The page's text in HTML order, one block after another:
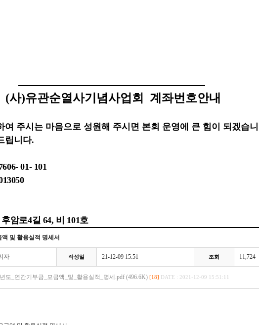
(사)유관순열사기념사업회 계좌번호안내
여 주시는 마음으로 성원해 주시면 본회 운영에 큰 힘이 되겠습
립니다.
01- 101
암로4길 64, 비 101호
및 활용실적 명세서
자 작성일 21-12-09 15:51 조회 11,724
도_연간기부금_모금액_및_활용실적_명세.pdf (496.6K) [18] DATE : 2021-12-09 15:51:11